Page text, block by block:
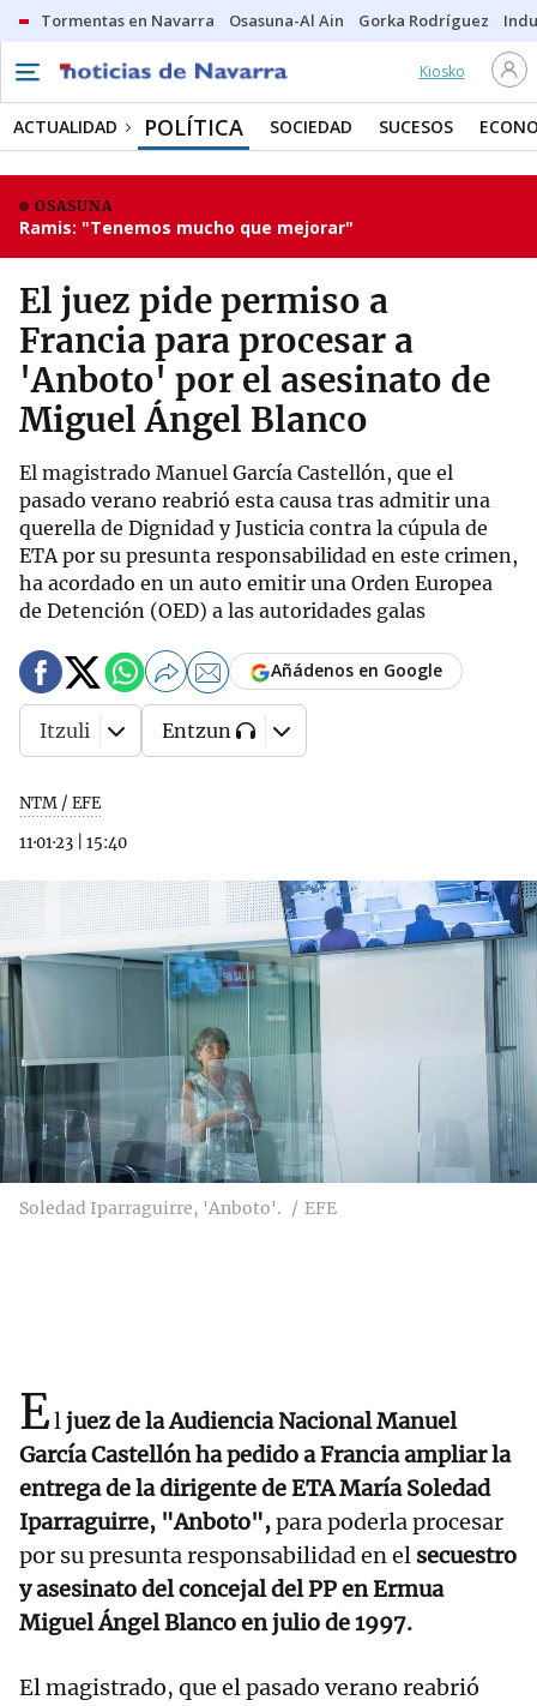
Tormentas en Navarra Osasuna-Al Ain Gorka Rodríguez
Kiosko
ACTUALIDAD POLÍTICA SOCIEDAD SUCESOS
OSASUNA
Ramis: "Tenemos mucho que mejorar"
El juez pide permiso a
Francia para procesar a
'Anboto' por el asesinato de
Miguel Ángel Blanco
El magistrado Manuel García Castellón, que el
pasado verano reabrió esta causa tras admitir una
querella de Dignidad y Justicia contra la cúpula de
ETA por su presunta responsabilidad en este crimen,
ha acordado en un auto emitir una Orden Europea
de Detención (OED) a las autoridades galas
NTM / EFE
11·01·23
15:40
Añádenos en Google
Itzuli Entzun
Soledad Iparraguirre, 'Anboto'. EFE
Eljuez de la Audiencia Nacional Manuel
García Castellón ha pedido a Francia ampliar la
entrega de la dirigente de ETA María Soledad
Iparraguirre, "Anboto",para poderla procesar
por su presunta responsabilidad en el secuestro
y asesinato del concejal del PP en Ermua
Miguel Ángel Blanco en julio de 1997.
El magistrado, que el pasado verano reabrió